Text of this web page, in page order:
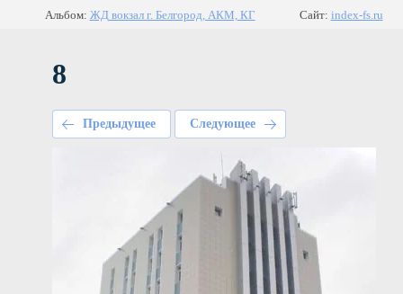
Альбом: ЖД вокзал г. Белгород, АКМ, КГ Сайт: index-fs.ru
8
Предыдущее Следующее